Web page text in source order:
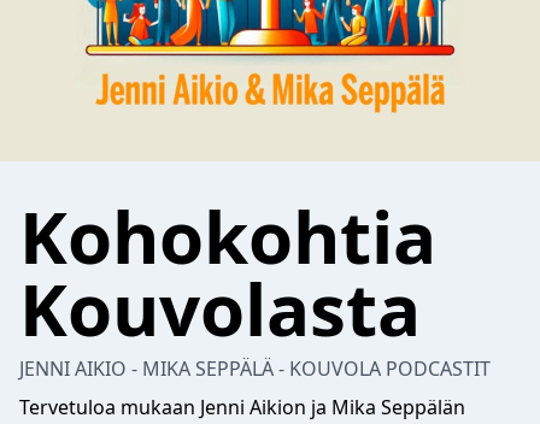
Kohokohtia
Kouvolasta
JENNI AIKIO - MIKA SEPPÄLÄ - KOUVOLA PODCASTIT
Tervetuloa mukaan Jenni Aikion ja Mika Seppälän